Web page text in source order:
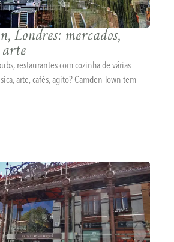
Londres: mercados,
restaurantes com cozinha de várias
arte, cafés, agito? Camden Town tem